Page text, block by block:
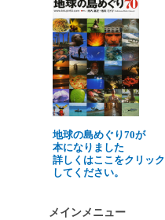
地球の島めぐり70が
本になりました
詳しくはここをクリック
してください。
メインメニュー